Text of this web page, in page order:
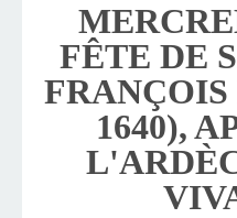
FÊTE DE
FRANÇOIS
1640),